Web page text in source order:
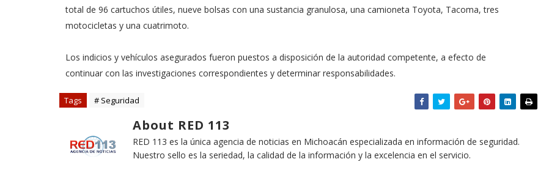
total de 96 cartuchos útiles, nueve bolsas con una sustancia granulosa, una camioneta Toyota, Tacoma, tres
motocicletas y una cuatrimoto.
Los indicios y vehículos asegurados fueron puestos a disposición de la autoridad competente, a efecto de
continuar con las investigaciones correspondientes y determinar responsabilidades.
Tags # Seguridad
About RED 113
RED 113 es la única agencia de noticias en Michoacán especializada en información de seguridad.
Nuestro sello es la seriedad, la calidad de la información y la excelencia en el servicio.